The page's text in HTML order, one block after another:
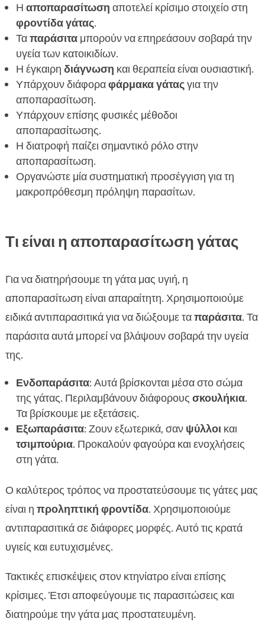
Προϊόντα CricksyCat για μια υγιή γάτα
Συμβουλές για την πρόληψη παράσιτων
 Πότε να επισκεφτείτε τον κτη
 FAQ
Η αποπαρασίτωση αποτελεί κρίσιμο στοιχείο στη
φροντίδα γάτας.
Ταπαράσιταμπορούν να επηρεάσουν σοβαρά την
υγεία των κατοικιδίων.
Η έγκαιρη διάγνωση και θεραπεία είναι ουσιαστική.
Υπάρχουν διάφοραφάρμακα γάταςγια την
αποπαρασίτωση.
Υπάρχουν επίσης φυσικές μέθοδοι
αποπαρασίτωσης.
Η διατροφή παίζει σημαντικό ρόλο στην
αποπαρασίτωση.
Οργανώστε μία συστηματική προσέγγιση για τη
μακροπρόθεσμη πρόληψη παρασίτων.
Τι είναι η αποπαρασίτωση γάτας
Για να διατηρήσουμε τη γάτα μας υγιή, η
αποπαρασίτωση είναι απαραίτητη. Χρησιμοποιούμε
ειδικά αντιπαρασιτικά για να διώξουμε ταπαράσιτα. Τα
παράσιτα αυτά μπορεί να βλάψουν σοβαρά την υγεία
της.
Ενδοπαράσιτα: Αυτά βρίσκονται μέσα στο σώμα
της γάτας. Περιλαμβάνουν διάφορους σκουλήκια.
Τα βρίσκουμε με εξετάσεις.
Εξωπαράσιτα: Ζουν εξωτερικά, σαν ψύλλοικαι
τσιμπούρια. Προκαλούν φαγούρα και ενοχλήσεις
στη γάτα.
Ο καλύτερος τρόπος να προστατεύσουμε τις γάτες μας
είναι η προληπτική φροντίδα. Χρησιμοποιούμε
αντιπαρασιτικά σε διάφορες μορφές. Αυτό τις κρατά
υγιείς και ευτυχισμένες.
Τακτικές επισκέψεις στον κτηνίατρο είναι επίσης
κρίσιμες. Έτσι αποφεύγουμε τις παρασιτώσεις και
διατηρούμε την γάτα μας προστατευμένη.